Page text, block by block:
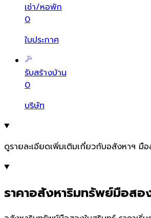
เช่า/หอพัก
0
ใบประกาศ
รับสร้างบ้าน
0
บริษัท
ดูรายละเอียดเพิ่มเติมเกี่ยวกับอสังหาฯ มื
ราคาอสังหาริมทรัพย์มือสอ